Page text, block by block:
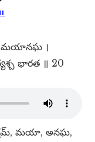
మయానఘ ।
భారత ॥ 20
మయా, అనఘ,